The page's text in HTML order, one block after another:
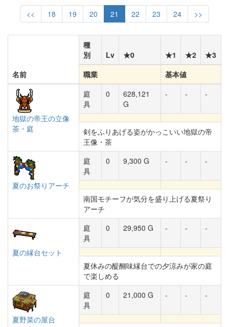
<< 18 19 20 21 22 23 24 >>
名前
種
別
Lv ★0 ★1 ★2
★3
職業
基本値
地獄の帝王の立像
茶・庭
庭
具
0
628,121
G
- - -
剣をふりあげる姿がかっこいい地獄の帝
王像・茶
夏のお祭りアーチ
庭
具
0 9,300 G - - -
南国モチーフが気分を盛り上げる夏祭り
アーチ
夏の縁台セット
庭
具
0 29,950 G - - -
夏休みの醍醐味縁台での夕涼みが家の庭
で楽しめる
夏野菜の屋台
庭
具
0 21,000 G - - -